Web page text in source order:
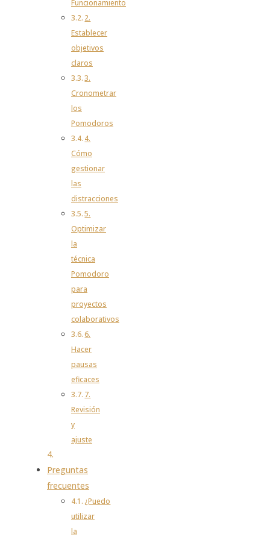
Funcionamiento
2.
Establecer
objetivos
claros
3.
Cronometrar
los
Pomodoros
4.
Cómo
gestionar
las
distracciones
5.
Optimizar
la
técnica
Pomodoro
para
proyectos
colaborativos
6.
Hacer
pausas
eficaces
7.
Revisión
y
ajuste
Preguntas
frecuentes
¿Puedo
utilizar
la